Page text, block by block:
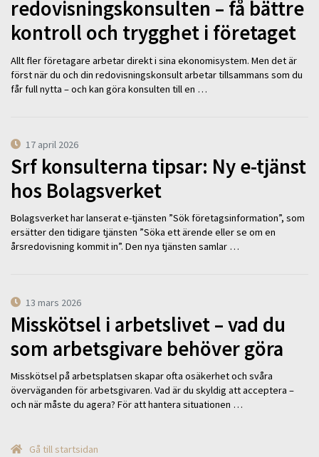
redovisningskonsulten – få bättre
kontroll och trygghet i företaget
Allt fler företagare arbetar direkt i sina ekonomisystem. Men det är
först när du och din redovisningskonsult arbetar tillsammans som du
får full nytta – och kan göra konsulten till en …
17 april 2026
Srf konsulterna tipsar: Ny e-tjänst
hos Bolagsverket
Bolagsverket har lanserat e-tjänsten ”Sök företagsinformation”, som
ersätter den tidigare tjänsten ”Söka ett ärende eller se om en
årsredovisning kommit in”. Den nya tjänsten samlar …
13 mars 2026
Misskötsel i arbetslivet – vad du
som arbetsgivare behöver göra
Misskötsel på arbetsplatsen skapar ofta osäkerhet och svåra
överväganden för arbetsgivaren. Vad är du skyldig att acceptera –
och när måste du agera? För att hantera situationen …
Gå till startsidan